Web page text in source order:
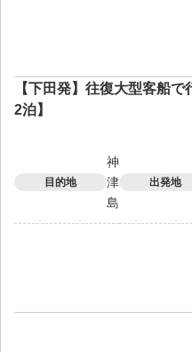
【下田発】往復大型客船
2泊】
目的地
神
津
島
出発地